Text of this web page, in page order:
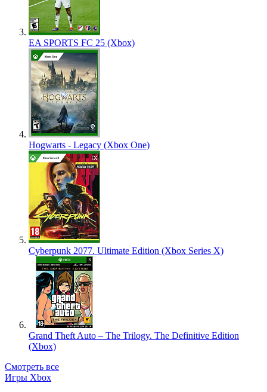
EA SPORTS FC 25 (Xbox)
Hogwarts - Legacy (Xbox One)
Cyberpunk 2077. Ultimate Edition (Xbox Series X)
Grand Theft Auto – The Trilogy. The Definitive Edition
(Xbox)
Смотреть все
Игры Xbox